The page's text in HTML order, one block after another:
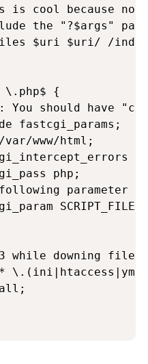
is cool because no
the "?$args"
$uri $uri/ /
\.php$ {
You should have
fastcgi_params;
www/html;
php;
parameter
while downing files